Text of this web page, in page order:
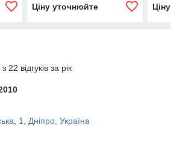
Ціну уточнюйте
22 відгуків за рік
1, Дніпро, Україна